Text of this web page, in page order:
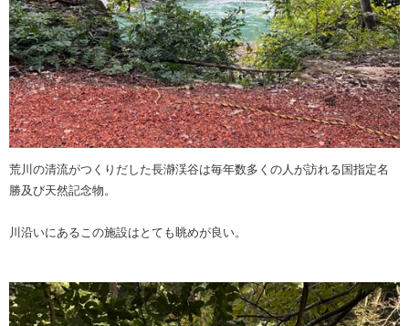
荒川の清流がつくりだした長瀞渓谷は毎年数多くの人が訪れる国指定名
勝及び天然記念物。
川沿いにあるこの施設はとても眺めが良い。